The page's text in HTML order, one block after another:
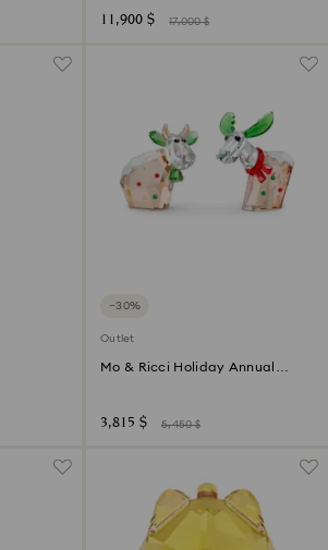
11,900 $ 17,000 $
−30%
Outlet
Mo & Ricci Holiday Annual
3,815 $ 5,450 $